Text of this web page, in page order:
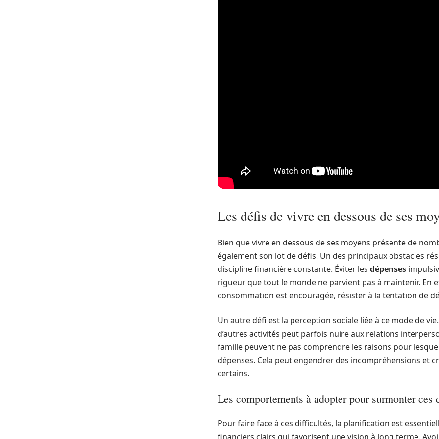
Les défis de vivre en dessous de ses
Bien que vivre en dessous de ses moyens présente de
également son lot de défis. Un des principaux obstacles
discipline financière constante. Éviter les dépenses
rigueur que tout le monde ne parvient pas à maintenir. En
consommation est encouragée, résister à la tentation de
Un autre défi est la perception sociale liée à ce mode de
d’autres activités peut parfois nuire aux relations
famille peuvent ne pas comprendre les raisons pour
dépenses. Cela peut engendrer des incompréhensions et
certains.
Les comportements à adopter pour surmonter ces
Pour faire face à ces difficultés, la planification est
financiers clairs qui favorisent une vision à long terme.